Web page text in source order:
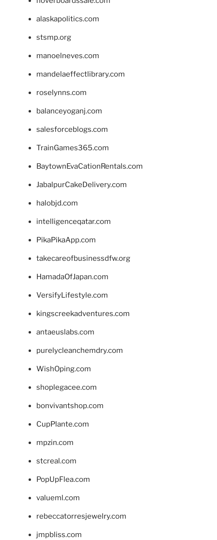
alaskapolitics.com
stsmp.org
manoelneves.com
mandelaeffectlibrary.com
roselynns.com
balanceyoganj.com
salesforceblogs.com
TrainGames365.com
BaytownEvaCationRentals.com
JabalpurCakeDelivery.com
halobjd.com
intelligenceqatar.com
PikaPikaApp.com
takecareofbusinessdfw.org
HamadaOfJapan.com
VersifyLifestyle.com
kingscreekadventures.com
antaeuslabs.com
purelycleanchemdry.com
WishOping.com
shoplegacee.com
bonvivantshop.com
CupPlante.com
mpzin.com
stcreal.com
PopUpFlea.com
valueml.com
rebeccatorresjewelry.com
jmpbliss.com